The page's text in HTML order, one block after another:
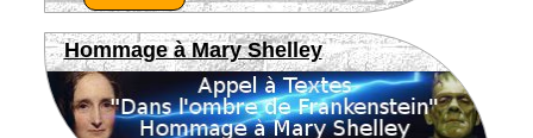
Hommage à Mary Shelley